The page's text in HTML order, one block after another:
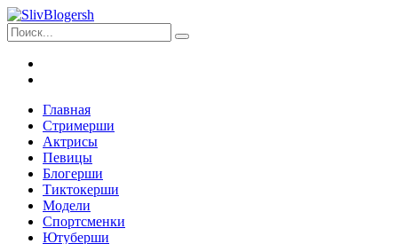
Главная
Стримерши
Актрисы
Певицы
Блогерши
Тиктокерши
Модели
Спортсменки
Ютуберши